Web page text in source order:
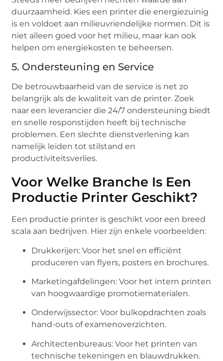
duurzaamheid. Kies een printer die energiezuinig
is en voldoet aan milieuvriendelijke normen. Dit is
niet alleen goed voor het milieu, maar kan ook
helpen om energiekosten te beheersen.
5. Ondersteuning en Service
De betrouwbaarheid van de service is net zo
belangrijk als de kwaliteit van de printer. Zoek
naar een leverancier die 24/7 ondersteuning biedt
en snelle responstijden heeft bij technische
problemen. Een slechte dienstverlening kan
namelijk leiden tot stilstand en
productiviteitsverlies.
Voor Welke Branche Is Een
Productie Printer Geschikt?
Een productie printer is geschikt voor een breed
scala aan bedrijven. Hier zijn enkele voorbeelden:
Drukkerijen: Voor het snel en efficiënt
produceren van flyers, posters en brochures.
Marketingafdelingen: Voor het intern printen
van hoogwaardige promotiematerialen.
Onderwijssector: Voor bulkopdrachten zoals
hand-outs of examenoverzichten.
Architectenbureaus: Voor het printen van
technische tekeningen en blauwdrukken.